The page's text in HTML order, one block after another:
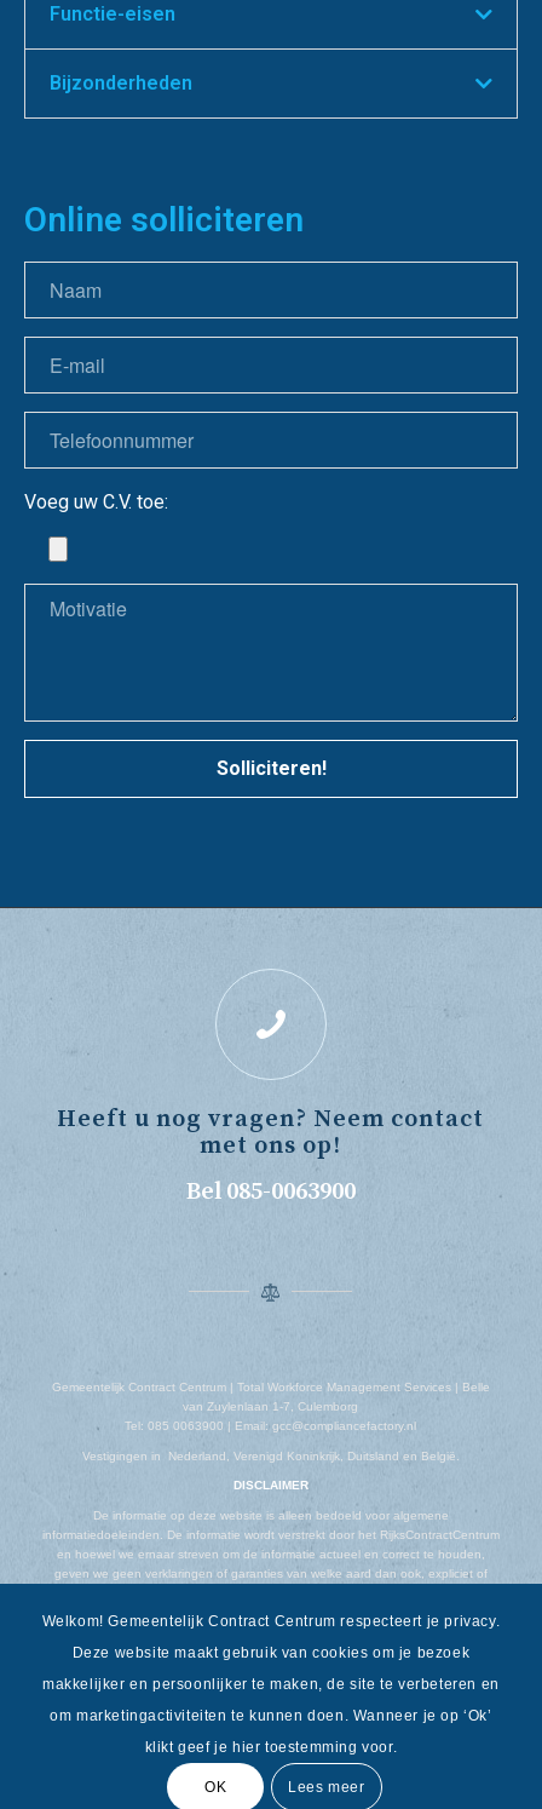
Functie-eisen
Bijzonderheden
Online solliciteren
Voeg uw C.V. toe:
Solliciteren!
Heeft u nog vragen? Neem contact
met ons op!
Bel 085-0063900
Gemeentelijk Contract Centrum | Total Workforce Management Services | Belle
van Zuylenlaan 1-7, Culemborg
Tel: 085 0063900 | Email: gcc@compliancefactory.nl
Vestigingen in Nederland, Verenigd Koninkrijk, Duitsland en België.
DISCLAIMER
De informatie op deze website is alleen bedoeld voor algemene
informatiedoeleinden. De informatie wordt verstrekt door het RijksContractCentrum
en hoewel we ernaar streven om de informatie actueel en correct te houden,
geven we geen verklaringen of garanties van welke aard dan ook, expliciet of
diensten of gerelateerde afbeeldingen op de website voor welk doel dan ook.
Welkom! Gemeentelijk Contract Centrum respecteert je privacy.
Deze website maakt gebruik van cookies om je bezoek
makkelijker en persoonlijker te maken, de site te verbeteren en
om marketingactiviteiten te kunnen doen. Wanneer je op ‘Ok’
klikt geef je hier toestemming voor.
OK Lees meer